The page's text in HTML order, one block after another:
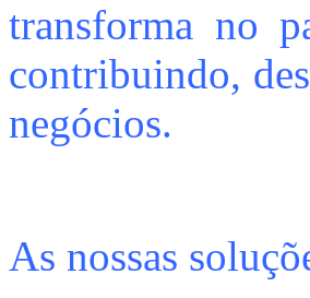
transforma no
contribuindo,
negócios.
As nossas